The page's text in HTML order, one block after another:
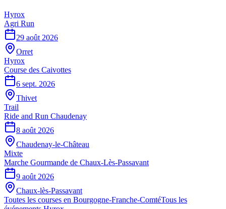
Hyrox
Agri Run
29 août 2026
Orret
Hyrox
Course des Caivottes
6 sept. 2026
Thivet
Trail
Ride and Run Chaudenay
8 août 2026
Chaudenay-le-Château
Mixte
Marche Gourmande de Chaux-Lès-Passavant
9 août 2026
Chaux-lès-Passavant
Toutes les courses en Bourgogne-Franche-ComtéTous les